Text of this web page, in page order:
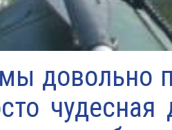
довольно